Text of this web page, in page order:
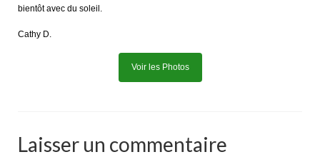
bientôt avec du soleil.
Cathy D.
Voir les Photos
Laisser un commentaire